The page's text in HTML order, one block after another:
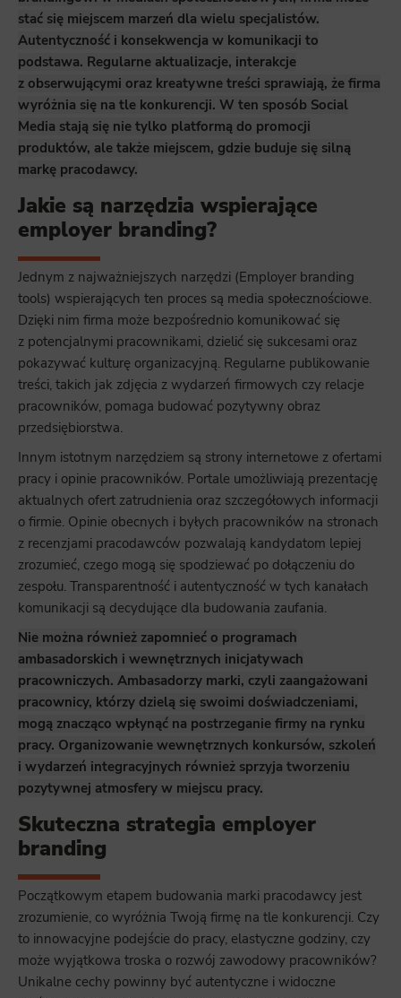
stać się miejscem marzeń dla wielu specjalistów.
Autentyczność i konsekwencja w komunikacji to
podstawa. Regularne aktualizacje, interakcje
z obserwującymi oraz kreatywne treści sprawiają, że firma
wyróżnia się na tle konkurencji. W ten sposób Social
Media stają się nie tylko platformą do promocji
produktów, ale także miejscem, gdzie buduje się silną
markę pracodawcy.
Jakie są narzędzia wspierające
employer branding?
Jednym z najważniejszych narzędzi (Employer branding
tools) wspierających ten proces są media społecznościowe.
Dzięki nim firma może bezpośrednio komunikować się
z potencjalnymi pracownikami, dzielić się sukcesami oraz
pokazywać kulturę organizacyjną. Regularne publikowanie
treści, takich jak zdjęcia z wydarzeń firmowych czy relacje
pracowników, pomaga budować pozytywny obraz
przedsiębiorstwa.
Innym istotnym narzędziem są strony internetowe z ofertami
pracy i opinie pracowników. Portale umożliwiają prezentację
aktualnych ofert zatrudnienia oraz szczegółowych informacji
o firmie. Opinie obecnych i byłych pracowników na stronach
z recenzjami pracodawców pozwalają kandydatom lepiej
zrozumieć, czego mogą się spodziewać po dołączeniu do
zespołu. Transparentność i autentyczność w tych kanałach
komunikacji są decydujące dla budowania zaufania.
Nie można również zapomnieć o programach
ambasadorskich i wewnętrznych inicjatywach
pracowniczych. Ambasadorzy marki, czyli zaangażowani
pracownicy, którzy dzielą się swoimi doświadczeniami,
mogą znacząco wpłynąć na postrzeganie firmy na rynku
pracy. Organizowanie wewnętrznych konkursów, szkoleń
i wydarzeń integracyjnych również sprzyja tworzeniu
pozytywnej atmosfery w miejscu pracy.
Skuteczna strategia employer
branding
Początkowym etapem budowania marki pracodawcy jest
zrozumienie, co wyróżnia Twoją firmę na tle konkurencji. Czy
to innowacyjne podejście do pracy, elastyczne godziny, czy
może wyjątkowa troska o rozwój zawodowy pracowników?
Unikalne cechy powinny być autentyczne i widoczne